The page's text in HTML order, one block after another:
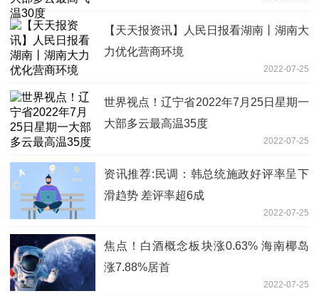
【天天报资讯】人民日报看湖南丨湖南大
力优化营商环境
2022-07-25
世界视点！辽宁省2022年7月25日星期一
大部多云最高温35度
2022-07-25
资讯推荐:民调：韩总统施政好评率呈下
滑趋势 差评率超6成
2022-07-25
焦点！白酒概念板块涨0.63% 海南椰岛
涨7.88%居首
2022-07-25